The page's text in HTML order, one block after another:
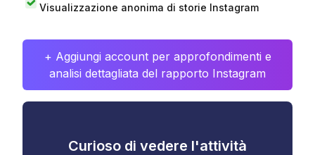
Visualizzazione anonima di storie Instagram
+ Aggiungi account per approfondimenti e
analisi dettagliata del rapporto Instagram
Curioso di vedere l'attività